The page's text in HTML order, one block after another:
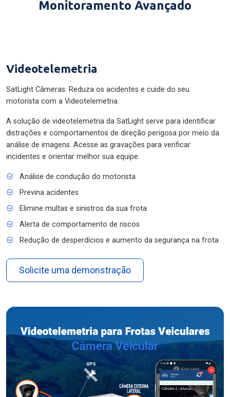
Monitoramento Avançado
Videotelemetria
SatLight Câmeras: Reduza os acidentes e cuide do seu
motorista com a Videotelemetria.
A solução de videotelemetria da SatLight serve para identificar
distrações e comportamentos de direção perigosa por meio da
análise de imagens. Acesse as gravações para verificar
incidentes e orientar melhor sua equipe.
Análise de condução do motorista
Previna acidentes
Elimine multas e sinistros da sua frota
Alerta de comportamento de riscos
Redução de desperdícios e aumento da segurança na frota
Solicite uma demonstração